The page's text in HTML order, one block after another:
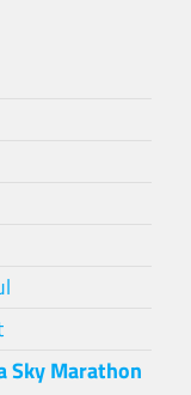
Sky Marathon